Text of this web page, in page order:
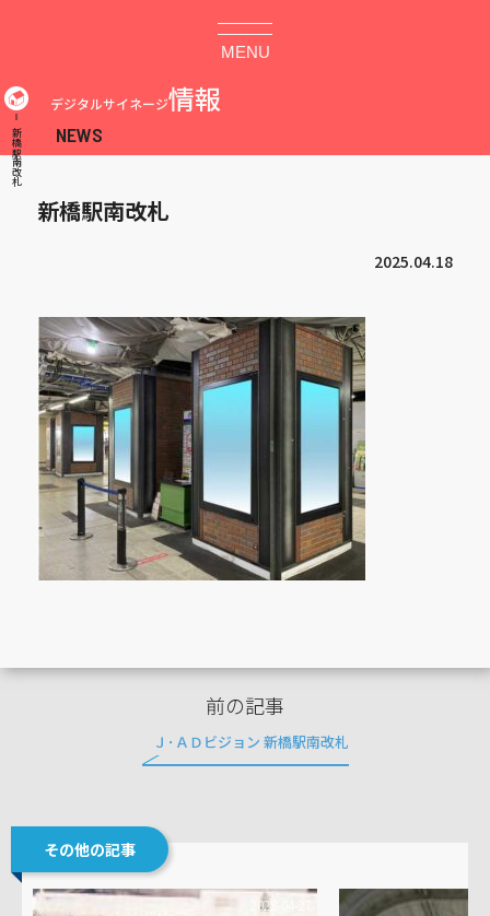
MENU
新橋駅南改札
デジタルサイネージ情報
新橋駅南改札
2025.04.18
前の記事
Ｊ･ＡＤビジョン 新橋駅南改札
その他の記事
2023-04-27